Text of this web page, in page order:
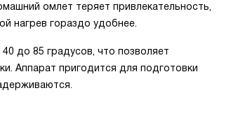
омлет теряет привлекательность,
нагрев гораздо удобнее.
до 85 градусов, что позволяет
Аппарат пригодится для подготовки